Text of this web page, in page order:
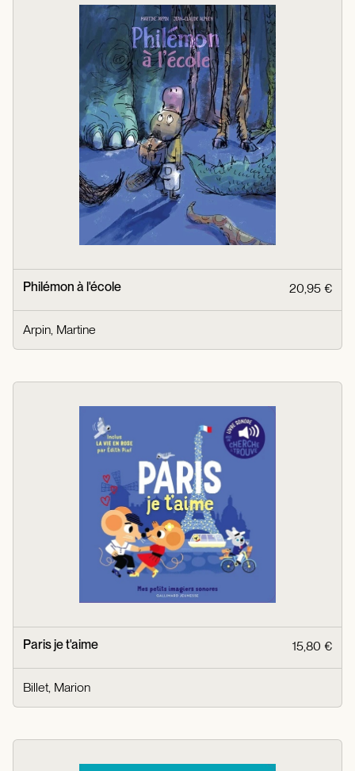
Philémon à l'école 20,95 €
Arpin, Martine
Paris je t'aime 15,80 €
Billet, Marion